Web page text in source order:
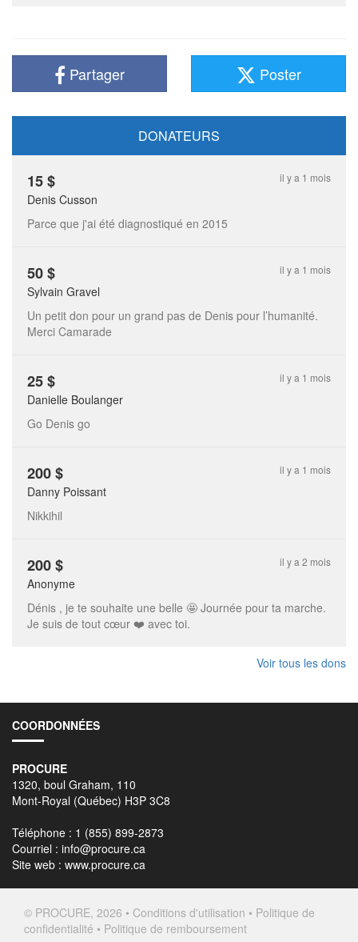
Partager Poster
DONATEURS
il y a 1 mois
15$
Denis Cusson
Parce que j'ai été diagnostiqué en 2015
il y a 1 mois
50$
Sylvain Gravel
Un petit don pour un grand pas de Denis pour l’humanité.
Merci Camarade
il y a 1 mois
25$
Danielle Boulanger
Go Denis go
il y a 1 mois
200$
Danny Poissant
Nikkihil
il y a 2 mois
200$
Anonyme
Dénis , je te souhaite une belle 🤩 Journée pour ta marche.
Je suis de tout cœur ❤️ avec toi.
Voir tous les dons
COORDONNÉES
PROCURE
1320, boul Graham, 110
Mont-Royal (Québec) H3P 3C8
Téléphone : 1 (855) 899-2873
Courriel : info@procure.ca
Site web : www.procure.ca
© PROCURE, 2026 • Conditions d'utilisation • Politique de
confidentialité • Politique de remboursement